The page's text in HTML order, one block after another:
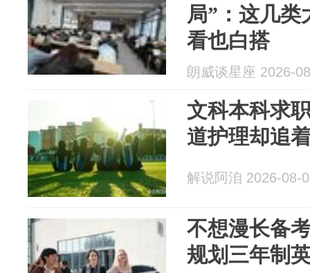
局”：这几类
看也白搭
朗威谈星座 2026-
文科本科求
道护理却追
解说阿洎 2026-08-
不想漫长备
规划三年制